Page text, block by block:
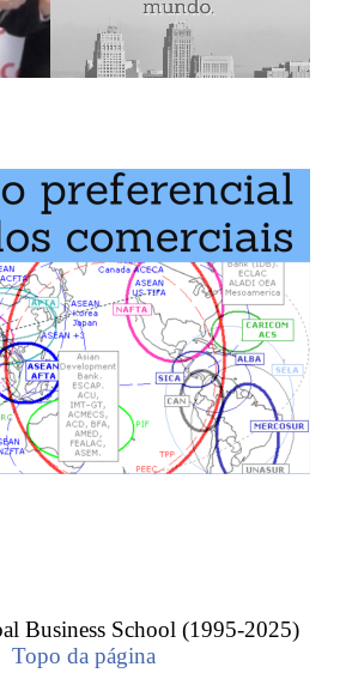
Global de Cooperação Económica):
Económica Índia-
nos seguintes programas
Global Business School:
Internacionais,Comércio
um Acordo Global de Cooperação
entrou em funcionamento a partir
Business School (1995-2025)
Topo da página